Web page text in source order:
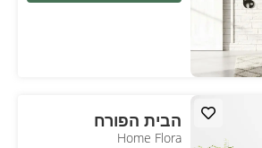
הבית הפורח
Home Flora